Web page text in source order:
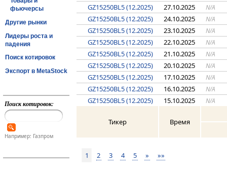
фьючерсы
Другие рынки
Лидеры роста и
падения
Поиск котировок
Экспорт в MetaStock
Поиск котировок:
Например: Газпром
GZ15250BL5 (12.2025) 27.10.2025 N/A
GZ15250BL5 (12.2025) 24.10.2025 N/A
GZ15250BL5 (12.2025) 23.10.2025 N/A
GZ15250BL5 (12.2025) 22.10.2025 N/A
GZ15250BL5 (12.2025) 21.10.2025 N/A
GZ15250BL5 (12.2025) 20.10.2025 N/A
GZ15250BL5 (12.2025) 17.10.2025 N/A
GZ15250BL5 (12.2025) 16.10.2025 N/A
GZ15250BL5 (12.2025) 15.10.2025 N/A
Тикер Время
1 2 3 4 5 » »»